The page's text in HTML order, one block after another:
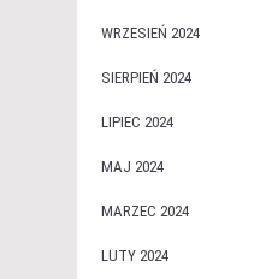
WRZESIEŃ 2024
SIERPIEŃ 2024
LIPIEC 2024
MAJ 2024
MARZEC 2024
LUTY 2024